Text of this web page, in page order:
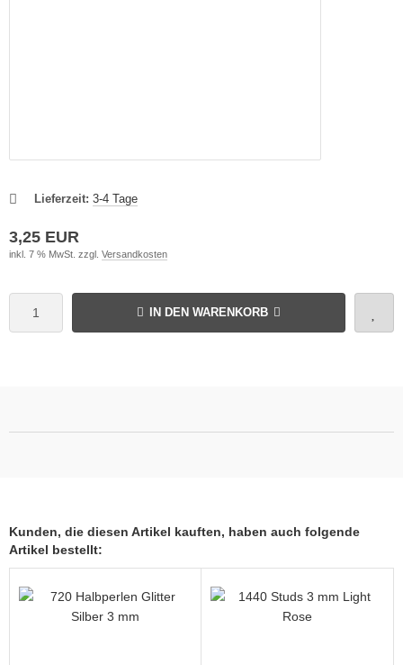
Lieferzeit: 3-4 Tage
3,25 EUR
inkl. 7 % MwSt. zzgl. Versandkosten
IN DEN WARENKORB
Kunden, die diesen Artikel kauften, haben auch folgende
Artikel bestellt: